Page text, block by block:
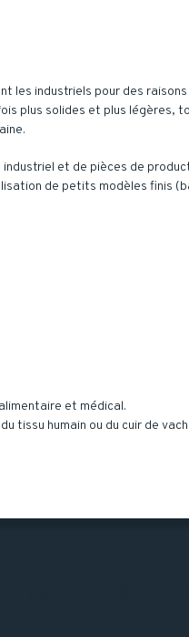
les industriels pour des
plus solides et plus légères,
et de pièces de
de petits modèles finis
et médical.
humain ou du cuir de